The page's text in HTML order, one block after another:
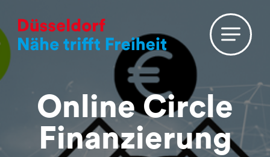
Online Circle
Finanzierung